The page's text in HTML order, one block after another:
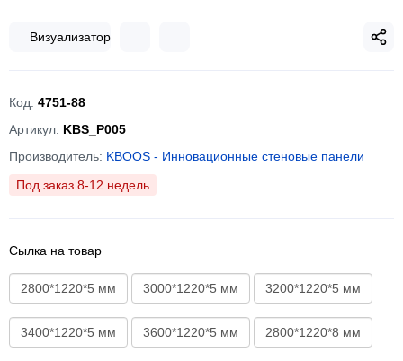
Визуализатор
Код: 4751-88
Артикул: KBS_P005
Производитель: KBOOS - Инновационные стеновые панели
Под заказ 8-12 недель
Сылка на товар
2800*1220*5 мм 3000*1220*5 мм 3200*1220*5 мм
3400*1220*5 мм 3600*1220*5 мм 2800*1220*8 мм